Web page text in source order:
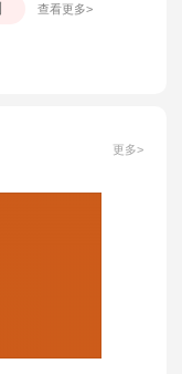
查看更多>
更多>